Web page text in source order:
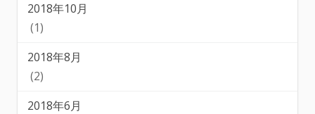
2018年10月
(1)
2018年8月
(2)
2018年6月